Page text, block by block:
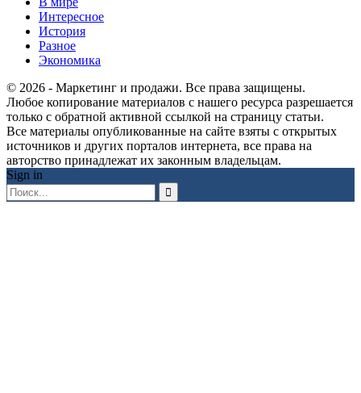
Интересное
История
Разное
Экономика
© 2026 - Маркетинг и продажи. Все права защищены.
Любое копирование материалов с нашего ресурса разрешается
только с обратной активной ссылкой на страницу статьи.
Все материалы опубликованные на сайте взяты с открытых
источников и других порталов интернета, все права на
авторство принадлежат их законным владельцам.
Sign in